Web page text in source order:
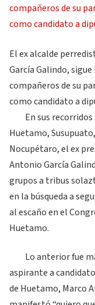
El ex alcalde
García Galindo,
compañeros de su
como candidato a
En sus recorridos
Huetamo,
Nocupétaro, el ex
Antonio García
grupos a tribus
en la búsqueda a
al escaño en el
Huetamo.
Lo anterior fue
aspirante a
de Huetamo, Marco